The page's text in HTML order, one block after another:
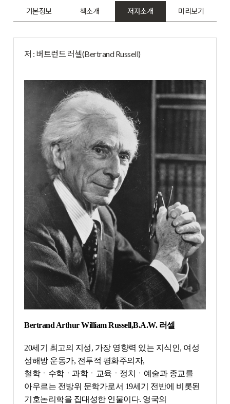
기본정보 책소개 저자소개 미리보기
저 : 버트런드 러셀(Bertrand Russell)
Bertrand Arthur William Russell,B.A.W. 러셀
20세기 최고의 지성, 가장 영향력 있는 지식인, 여성
성해방 운동가, 전투적 평화주의자,
철학ㆍ수학ㆍ과학ㆍ교육ㆍ정치ㆍ예술과 종교를
아우르는 전방위 문학가로서 19세기 전반에 비롯된
기호논리학을 집대성한 인물이다. 영국의